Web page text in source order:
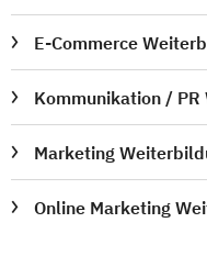
E-Commerce
Kommunikation /
Marketing
Online Marketing